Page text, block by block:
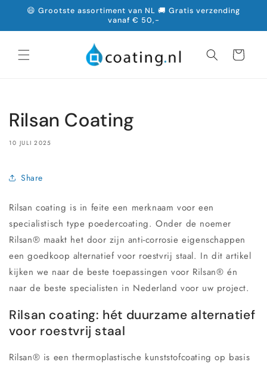
naar de
😄 Grootste assortiment van NL 🚚 Gratis verzending
vanaf € 50,-
Winkelwagen
Rilsan Coating
10 JULI 2025
Share
Rilsan coating is in feite een merknaam voor een
specialistisch type poedercoating. Onder de noemer
Rilsan® maakt het door zijn anti-corrosie eigenschappen
een goedkoop alternatief voor roestvrij staal. In dit artikel
kijken we naar de beste toepassingen voor Rilsan® én
naar de beste specialisten in Nederland voor uw project.
Rilsan coating: hét duurzame alternatief
voor roestvrij staal
Rilsan® is een thermoplastische kunststofcoating op basis